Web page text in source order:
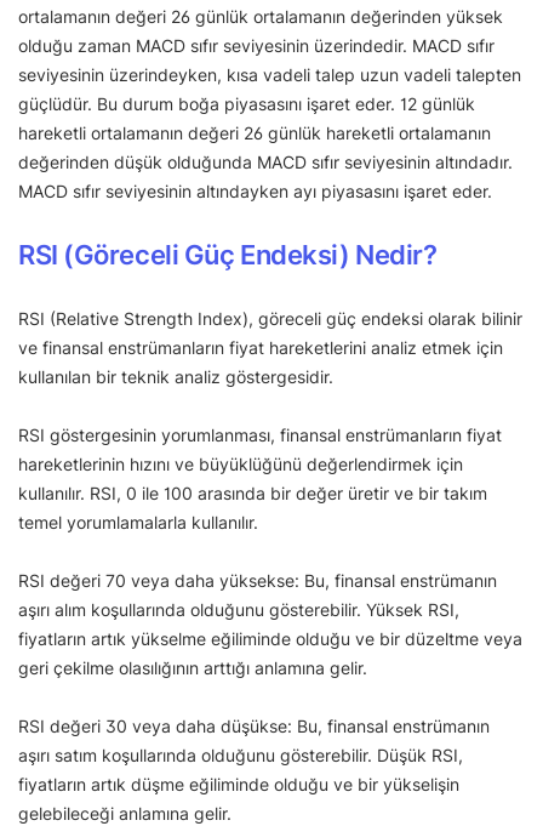
ortalamanın değeri 26 günlük ortalamanın değerinden yüksek
olduğu zaman MACD sıfır seviyesinin üzerindedir. MACD sıfır
seviyesinin üzerindeyken, kısa vadeli talep uzun vadeli talepten
güçlüdür. Bu durum boğa piyasasını işaret eder. 12 günlük
hareketli ortalamanın değeri 26 günlük hareketli ortalamanın
değerinden düşük olduğunda MACD sıfır seviyesinin altındadır.
MACD sıfır seviyesinin altındayken ayı piyasasını işaret eder.
RSI (Göreceli Güç Endeksi) Nedir?
RSI (Relative Strength Index), göreceli güç endeksi olarak bilinir
ve finansal enstrümanların fiyat hareketlerini analiz etmek için
kullanılan bir teknik analiz göstergesidir.
RSI göstergesinin yorumlanması, finansal enstrümanların fiyat
hareketlerinin hızını ve büyüklüğünü değerlendirmek için
kullanılır. RSI, 0 ile 100 arasında bir değer üretir ve bir takım
temel yorumlamalarla kullanılır.
RSI değeri 70 veya daha yüksekse: Bu, finansal enstrümanın
aşırı alım koşullarında olduğunu gösterebilir. Yüksek RSI,
fiyatların artık yükselme eğiliminde olduğu ve bir düzeltme veya
geri çekilme olasılığının arttığı anlamına gelir.
RSI değeri 30 veya daha düşükse: Bu, finansal enstrümanın
aşırı satım koşullarında olduğunu gösterebilir. Düşük RSI,
fiyatların artık düşme eğiliminde olduğu ve bir yükselişin
gelebileceği anlamına gelir.